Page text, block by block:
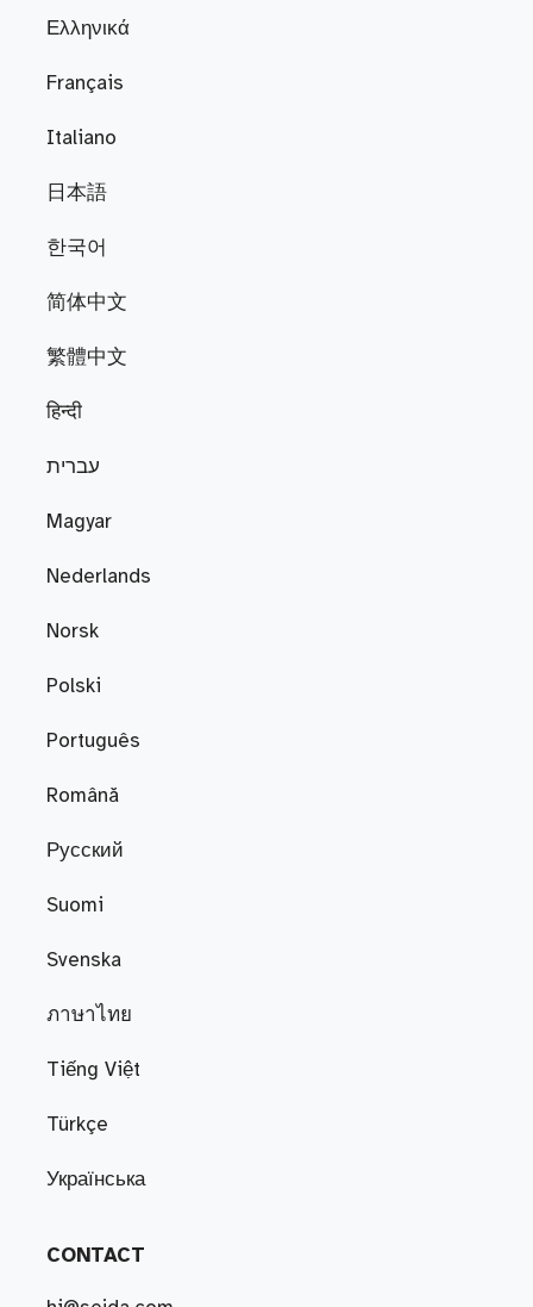
Ελληνικά
Français
Italiano
日本語
한국어
简体中文
繁體中文
हिन्दी
עברית
Magyar
Nederlands
Norsk
Polski
Português
Română
Русский
Suomi
Svenska
ภาษาไทย
Tiếng Việt
Türkçe
Українська
CONTACT